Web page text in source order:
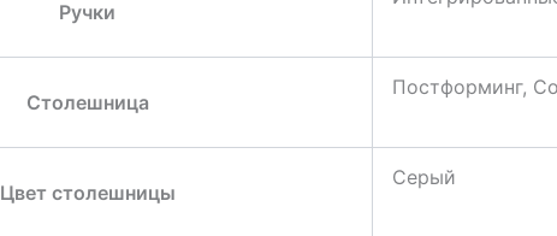
Ручки
Столешница
Постформинг,
Цвет столешницы
Серый